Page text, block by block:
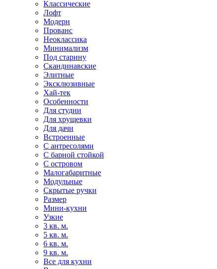
Классические
Лофт
Модерн
Прованс
Неоклассика
Минимализм
Под старину
Скандинавские
Элитные
Эксклюзивные
Хай-тек
Особенности
Для студии
Для хрущевки
Для дачи
Встроенные
С антресолями
С барной стойкой
С островом
Малогабаритные
Модульные
Скрытые ручки
Размер
Мини-кухни
Узкие
3 кв. м.
5 кв. м.
6 кв. м.
9 кв. м.
Все для кухни